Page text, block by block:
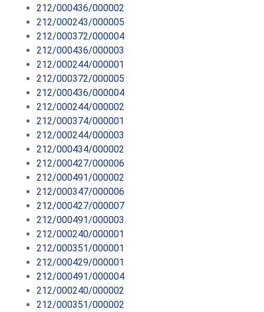
212/000436/000002
212/000243/000005
212/000372/000004
212/000436/000003
212/000244/000001
212/000372/000005
212/000436/000004
212/000244/000002
212/000374/000001
212/000244/000003
212/000434/000002
212/000427/000006
212/000491/000002
212/000347/000006
212/000427/000007
212/000491/000003
212/000240/000001
212/000351/000001
212/000429/000001
212/000491/000004
212/000240/000002
212/000351/000002